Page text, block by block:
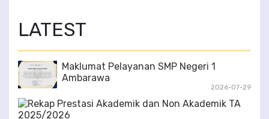
LATEST
Maklumat Pelayanan SMP Negeri 1
Ambarawa
2026-07-29